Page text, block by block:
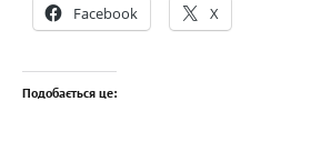
Facebook X
Подобається це: